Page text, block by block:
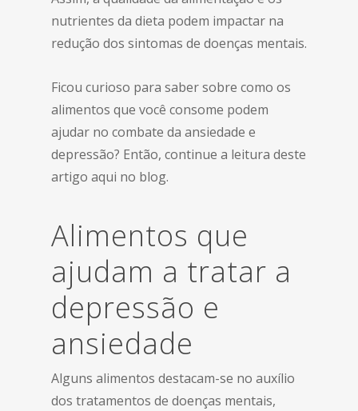
nutrientes da dieta podem impactar na
redução dos sintomas de doenças mentais.
Ficou curioso para saber sobre como os
alimentos que você consome podem
ajudar no combate da ansiedade e
depressão? Então, continue a leitura deste
artigo aqui no blog.
Alimentos que
ajudam a tratar a
depressão e
ansiedade
Alguns alimentos destacam-se no auxílio
dos tratamentos de doenças mentais,